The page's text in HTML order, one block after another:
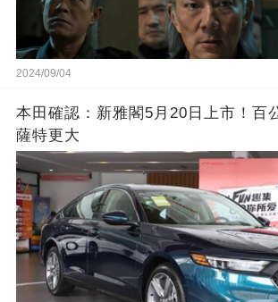
2024/09/04
本田確認：新雅閣5月20日上市！百
薩特更大